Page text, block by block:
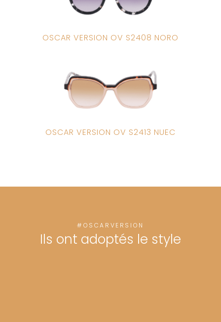
OSCAR VERSION OV S2408 NORO
OSCAR VERSION OV S2413 NUEC
#OSCARVERSION
Ils ont adoptés le style